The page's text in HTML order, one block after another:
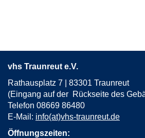
vhs Traunreut e.V.
Rathausplatz 7 | 83301 Traunreut
(Eingang auf der Rückseite des
Telefon 08669 86480
E-Mail: info(at)vhs-traunreut.de
Öffnungszeiten: